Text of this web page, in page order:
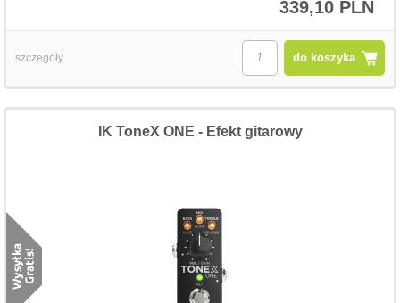
339,10 PLN
do koszyka
szczegóły
IK ToneX ONE - Efekt gitarowy